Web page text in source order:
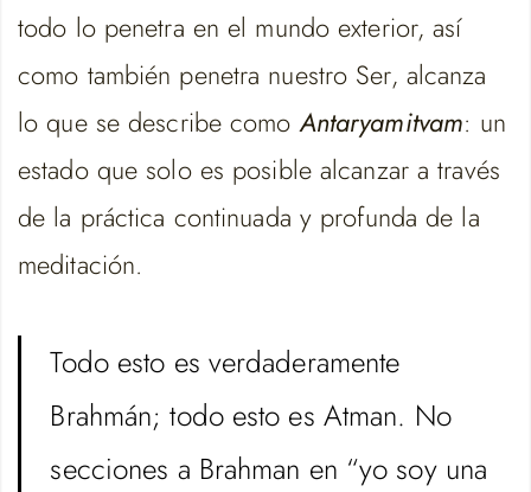
todo lo penetra en el mundo exterior, así
como también penetra nuestro Ser, alcanza
lo que se describe comoAntaryamitvam: un
estado que solo es posible alcanzar a través
de la práctica continuada y profunda de la
meditación.
Todo esto es verdaderamente
Brahmán; todo esto es Atman. No
secciones a Brahman en “yo soy una